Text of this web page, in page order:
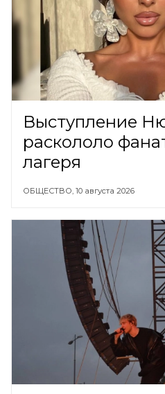
Выступление
раскололо
лагеря
ОБЩЕСТВО, 10 августа 2026